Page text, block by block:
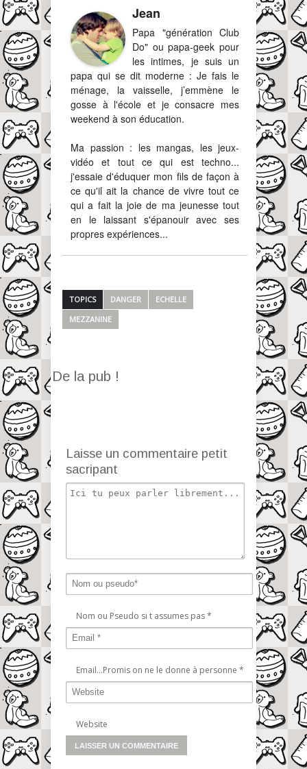
Jean
Papa "génération Club
Do" ou papa-geek pour
les intimes, je suis un
papa qui se dit moderne : Je fais le
ménage, la vaisselle, j’emmène le
gosse à l'école et je consacre mes
weekend à son éducation.
Ma passion : les mangas, les jeux-
vidéo et tout ce qui est techno...
j'essaie d'éduquer mon fils de façon à
ce qu'il ait la chance de vivre tout ce
qui a fait la joie de ma jeunesse tout
en le laissant s'épanouir avec ses
propres expériences...
TOPICS DANGER
ECHELLE
MEZZANINE
De la pub !
Laisse un commentaire petit
sacripant
Nom ou Pseudo si t assumes pas*
Email...Promis on ne le donne à personne *
Website